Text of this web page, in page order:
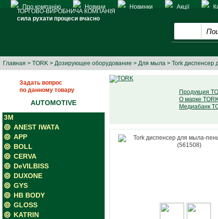
Про компанію Новини Новинки Акції
ТОРГОВО-ВИРОБНИЧА КОМПАНІЯ
сила рухати процеси вчасно
Главная > TORK > Дозирующее оборудование > Для мыла > Tork
Задать вопрос
по данному товару
AUTOMOTIVE
3M
ANEST IWATA
APP
BOLL
CERVA
DeVILBISS
DUXONE
GYS
HB BODY
GLOSS
KATRIN
Продукция
О марке
Медиабанк